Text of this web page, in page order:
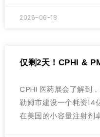
2026-06-18
仅剩2天！CPHI &
CPHI 医药展会了解到
勒姆市建设一个耗资14
在美国的小容量注射剂